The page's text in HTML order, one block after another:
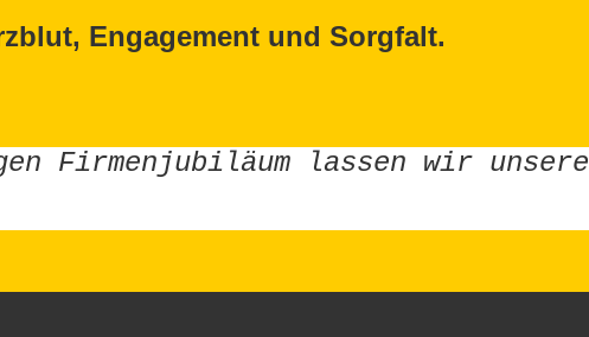
Engagement und Sorgfalt.
Firmenjubiläum lassen wir unsere